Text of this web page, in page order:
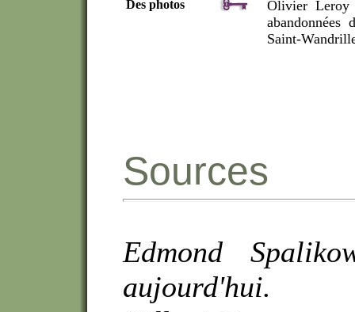
Des photos
Olivier Leroy
abandonnées
Saint-
Sources
Edmond
aujourd'hui.